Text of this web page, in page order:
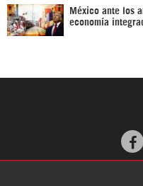
México ante los
economía